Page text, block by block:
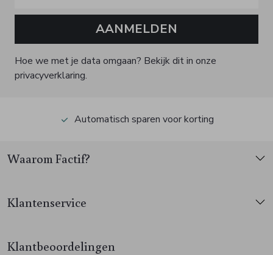
AANMELDEN
Hoe we met je data omgaan? Bekijk dit in onze
privacyverklaring.
Automatisch sparen voor korting
Waarom Factif?
Klantenservice
Klantbeoordelingen